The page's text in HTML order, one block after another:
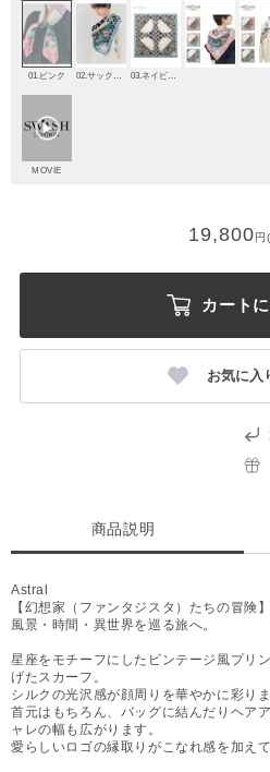
01.ピンク
MOVIE
19,800円
カート
お気に入
商品説明
Astral
【幻想家（ファンタジスタ）たちの冒険】
風景・時間・異世界を巡る旅へ。
星座をモチーフにしたビンテージ風プリ
げたスカーフ。
シルクの光沢感が顔周りを華やかに彩りま
首元はもちろん、バッグに結んだりヘア
ャレの幅も広がります。
愛らしいロゴの縁取りがこなれ感を加えて